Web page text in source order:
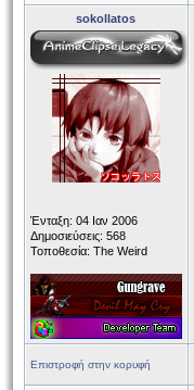
sokollatos
Ένταξη: 04 Ιαν 2006
Δημοσιεύσεις: 568
Τοποθεσία: The Weird
Επιστροφή στην κορυφή